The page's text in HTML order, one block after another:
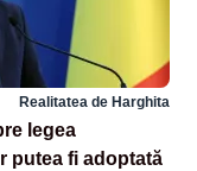
Realitatea de Harghita
legea
putea fi adoptată